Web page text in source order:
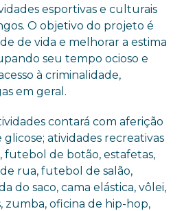
esportivas e culturais
O objetivo do projeto é
de vida e melhorar a estima
seu tempo ocioso e
à criminalidade,
em geral.
contará com aferição
atividades recreativas
futebol de botão, estafetas,
rua, futebol de salão,
do saco, cama elástica, vôlei,
zumba, oficina de hip-hop,